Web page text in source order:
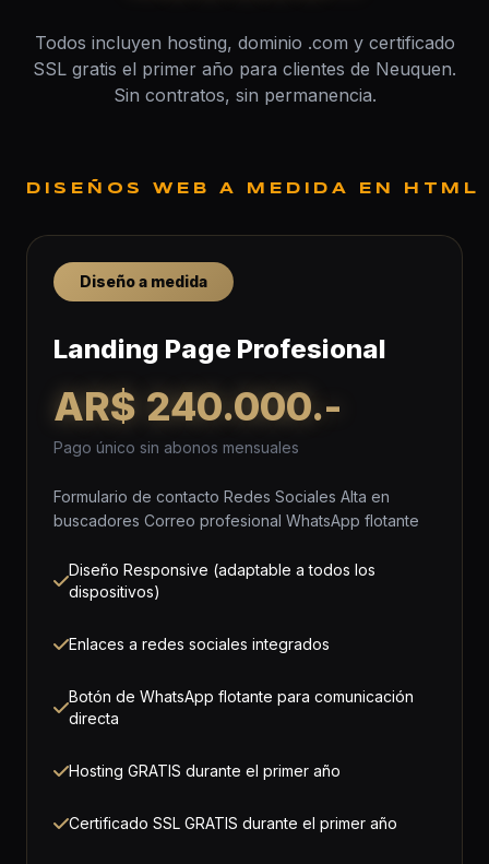
Todos incluyen hosting, dominio .com y certificado
SSL gratis el primer año para clientes de Neuquen.
Sin contratos, sin permanencia.
DISEÑOS WEB A MEDIDA EN HTML
Diseño a medida
Landing Page Profesional
AR$ 240.000.-
Pago único sin abonos mensuales
Formulario de contacto Redes Sociales Alta en
buscadores Correo profesional WhatsApp flotante
Diseño Responsive (adaptable a todos los
dispositivos)
Enlaces a redes sociales integrados
Botón de WhatsApp flotante para comunicación
directa
Hosting GRATIS durante el primer año
Certificado SSL GRATIS durante el primer año